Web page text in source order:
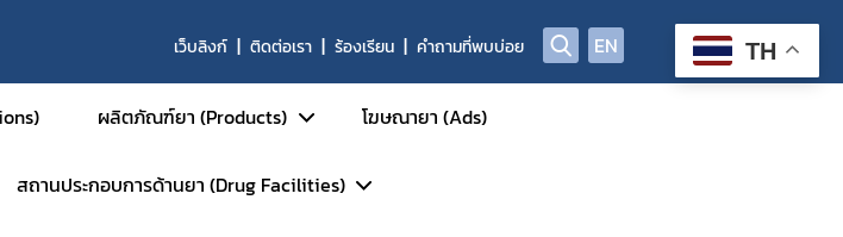
เว็บลิงก์ ติดต่อเรา ร้องเรียน คำถามที่พบบ่อย EN
ผลิตภัณฑ์ยา (Products) โฆษณายา (Ads)
สถานประกอบการด้านยา (Drug Facilities)
TH